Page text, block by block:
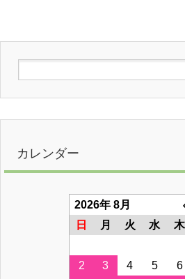
カレンダー
2026年 8月
日
月 火 水 木
2
3 4 5 6